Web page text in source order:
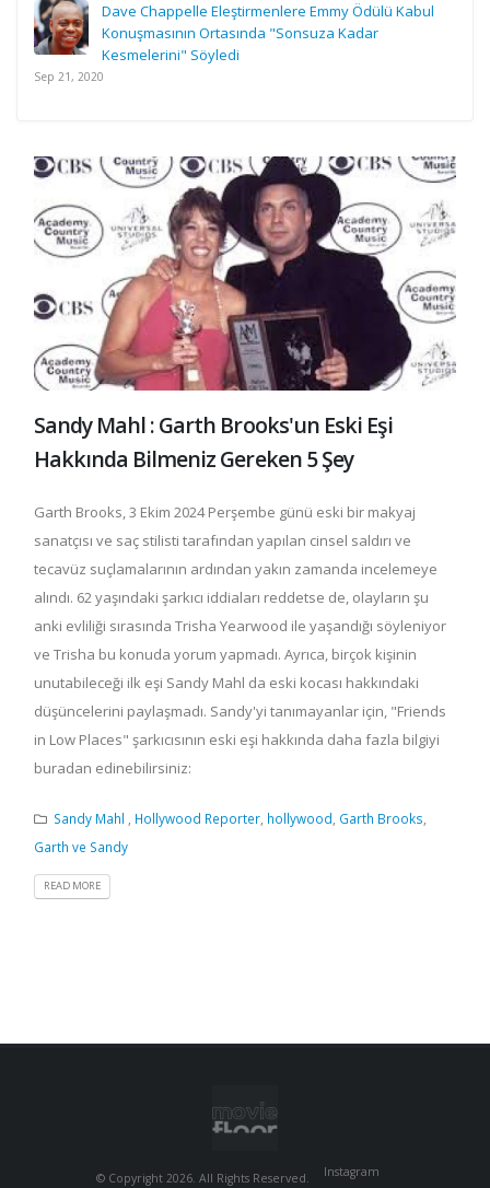
Dave Chappelle Eleştirmenlere Emmy Ödülü Kabul
Konuşmasının Ortasında "Sonsuza Kadar
Kesmelerini" Söyledi
Sep 21, 2020
Sandy Mahl : Garth Brooks'un Eski Eşi
Hakkında Bilmeniz Gereken 5 Şey
Garth Brooks, 3 Ekim 2024 Perşembe günü eski bir makyaj
sanatçısı ve saç stilisti tarafından yapılan cinsel saldırı ve
tecavüz suçlamalarının ardından yakın zamanda incelemeye
alındı. 62 yaşındaki şarkıcı iddiaları reddetse de, olayların şu
anki evliliği sırasında Trisha Yearwood ile yaşandığı söyleniyor
ve Trisha bu konuda yorum yapmadı. Ayrıca, birçok kişinin
unutabileceği ilk eşi Sandy Mahl da eski kocası hakkındaki
düşüncelerini paylaşmadı. Sandy'yi tanımayanlar için, "Friends
in Low Places" şarkıcısının eski eşi hakkında daha fazla bilgiyi
buradan edinebilirsiniz:
Sandy Mahl , Hollywood Reporter, hollywood, Garth Brooks,
Garth ve Sandy
READ MORE
© Copyright 2026. All Rights Reserved. Instagram